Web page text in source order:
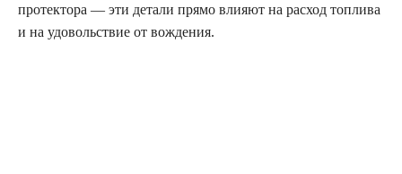
протектора — эти детали прямо влияют на расход топлива
и на удовольствие от вождения.